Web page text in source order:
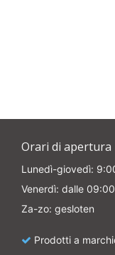
Orari di apertura
Lunedì-giovedì:
Venerdì: dalle
Za-zo: gesloten
Prodotti a